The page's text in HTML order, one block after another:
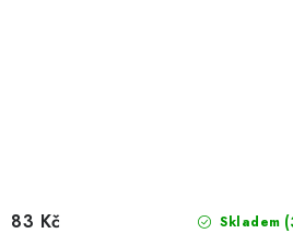
Skladem
83 Kč